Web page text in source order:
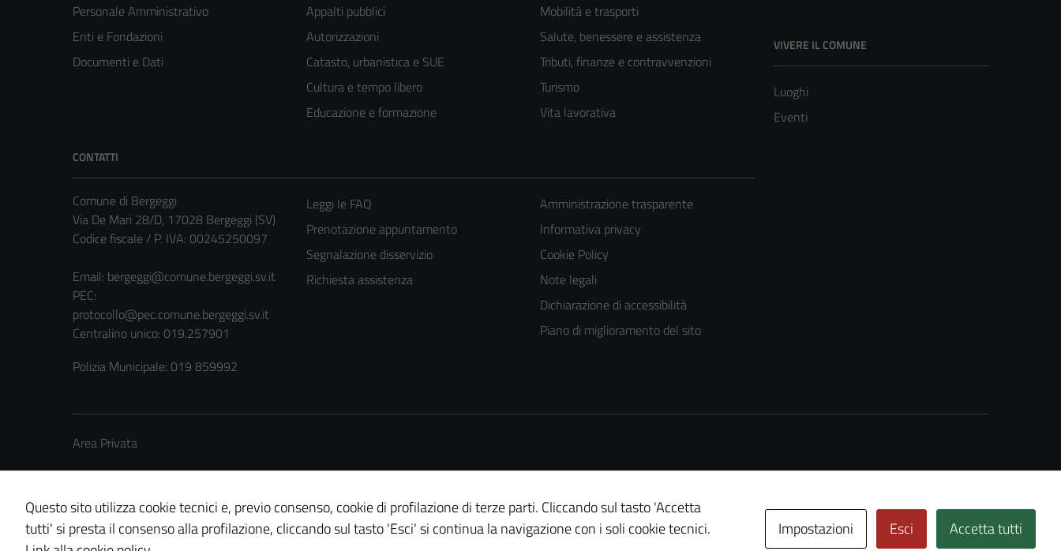
Personale Amministrativo
Enti e Fondazioni
Documenti e Dati
Appalti pubblici
Autorizzazioni
Catasto, urbanistica e SUE
Cultura e tempo libero
Educazione e formazione
Mobilità e trasporti
Salute, benessere e assistenza
Tributi, finanze e contravvenzioni
Turismo
Vita lavorativa
VIVERE IL COMUNE
Luoghi
Eventi
CONTATTI
Comune di Bergeggi
Via De Mari 28/D, 17028 Bergeggi (SV)
Codice fiscale / P. IVA: 00245250097
Email: bergeggi@comune.bergeggi.sv.it
PEC:
protocollo@pec.comune.bergeggi.sv.it
Centralino unico: 019.257901
Polizia Municipale: 019 859992
Leggi le FAQ
Prenotazione appuntamento
Segnalazione disservizio
Richiesta assistenza
Amministrazione trasparente
Informativa privacy
Cookie Policy
Note legali
Dichiarazione di accessibilità
Piano di miglioramento del sito
Area Privata
Credits: © Technical Design s.r.l.
Questo sito utilizza cookie tecnici e, previo consenso, cookie di profilazione di terze parti. Cliccando sul tasto 'Accetta
tutti' si presta il consenso alla profilazione, cliccando sul tasto 'Esci' si continua la navigazione con i soli cookie tecnici.
Impostazioni Esci Accetta tutti